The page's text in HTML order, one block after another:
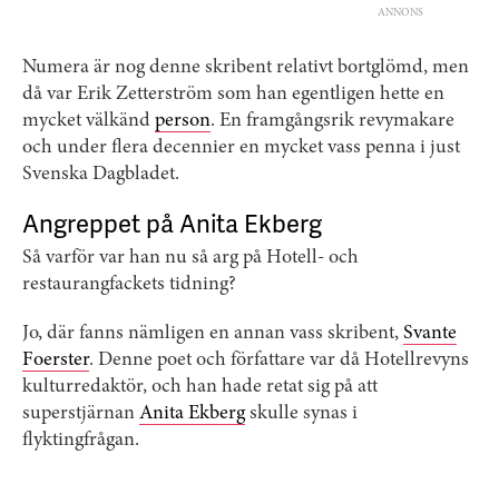
ANNONS
Numera är nog denne skribent relativt bortglömd, men
då var Erik Zetterström som han egentligen hette en
mycket välkänd person. En framgångsrik revymakare
och under flera decennier en mycket vass penna i just
Svenska Dagbladet.
Angreppet på Anita Ekberg
Så varför var han nu så arg på Hotell- och
restaurangfackets tidning?
Jo, där fanns nämligen en annan vass skribent, Svante
Foerster. Denne poet och författare var då Hotellrevyns
kulturredaktör, och han hade retat sig på att
superstjärnan Anita Ekbergskulle synas i
flyktingfrågan.